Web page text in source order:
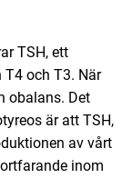
TSH, ett
och T3. När
obalans. Det
är att TSH,
av vårt
inom